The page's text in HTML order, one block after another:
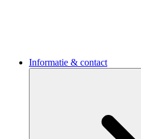
Informatie & contact